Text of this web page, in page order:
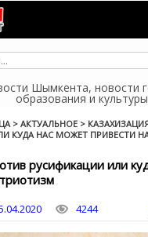
Шымкента, новости
образования и
> АКТУАЛЬНОЕ >
КУДА НАС МОЖЕТ ПРИВЕСТИ
русификации или
4244